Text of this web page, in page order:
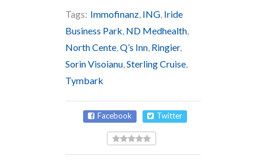
Tags: Immofinanz, ING, Iride
Business Park, ND Medhealth,
North Cente,Q’s Inn, Ringier,
Sorin Visoianu,Sterling Cruise,
Tymbark
Facebook Twitter